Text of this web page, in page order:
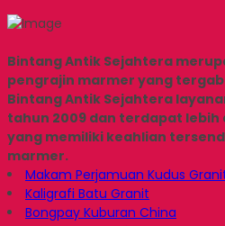
Bintang Antik Sejahtera
pengrajin marmer yang
Bintang Antik Sejahtera
tahun 2009 dan terdapat lebih
yang memiliki keahlian
marmer.
Makam Perjamuan Kudus
Kaligrafi Batu Granit
Bongpay Kuburan China